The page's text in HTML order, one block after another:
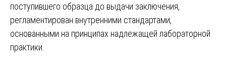
поступившего образца до выдачи заключения,
регламентирован внутренними стандартами,
основанными на принципах надлежащей лабораторной
практики.